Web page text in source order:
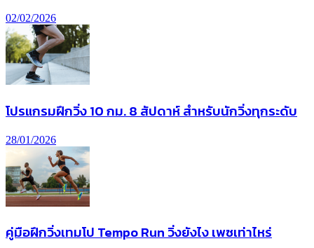
02/02/2026
โปรแกรมฝึกวิ่ง 10 กม. 8 สัปดาห์ สำหรับนักวิ่งทุกระดับ
28/01/2026
คู่มือฝึกวิ่งเทมโป Tempo Run วิ่งยังไง เพซเท่าไหร่